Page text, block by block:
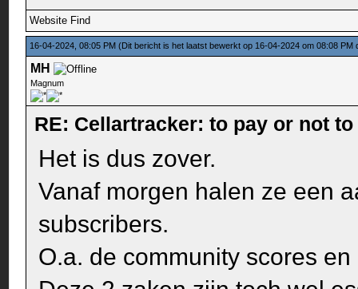
Website Find
16-04-2024, 08:05 PM(Dit bericht is het laatst bewerkt op 16-04-2024 om 08:08 PM
MH
Magnum
RE: Cellartracker: to pay or not to
Het is dus zover.
Vanaf morgen halen ze een
subscribers.
O.a. de community scores